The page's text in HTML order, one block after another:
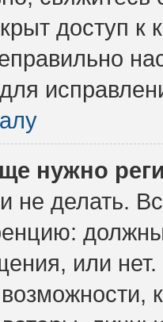
доступ к
нужно
не делать.
или